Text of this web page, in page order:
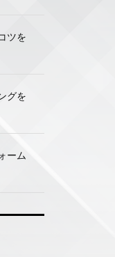
ツを
グを
ーム